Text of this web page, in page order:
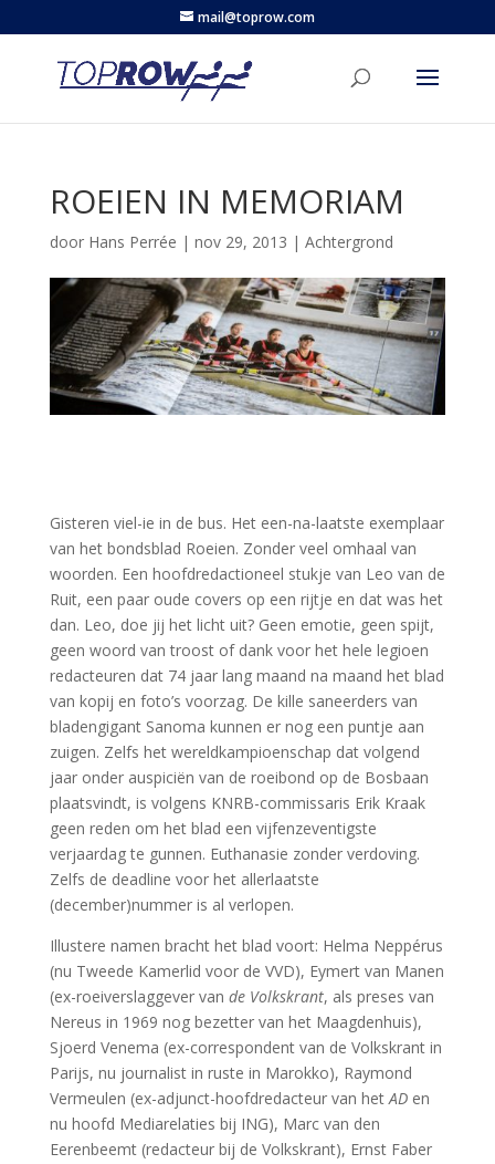
mail@toprow.com
ROEIEN IN MEMORIAM
door Hans Perrée | nov 29, 2013 | Achtergrond
Gisteren viel-ie in de bus. Het een-na-laatste exemplaar
van het bondsblad Roeien. Zonder veel omhaal van
woorden. Een hoofdredactioneel stukje van Leo van de
Ruit, een paar oude covers op een rijtje en dat was het
dan. Leo, doe jij het licht uit? Geen emotie, geen spijt,
geen woord van troost of dank voor het hele legioen
redacteuren dat 74 jaar lang maand na maand het blad
van kopij en foto’s voorzag. De kille saneerders van
bladengigant Sanoma kunnen er nog een puntje aan
zuigen. Zelfs het wereldkampioenschap dat volgend
jaar onder auspiciën van de roeibond op de Bosbaan
plaatsvindt, is volgens KNRB-commissaris Erik Kraak
geen reden om het blad een vijfenzeventigste
verjaardag te gunnen. Euthanasie zonder verdoving.
Zelfs de deadline voor het allerlaatste
(december)nummer is al verlopen.
Illustere namen bracht het blad voort: Helma Neppérus
(nu Tweede Kamerlid voor de VVD), Eymert van Manen
(ex-roeiverslaggever van de Volkskrant, als preses van
Nereus in 1969 nog bezetter van het Maagdenhuis),
Sjoerd Venema (ex-correspondent van de Volkskrant in
Parijs, nu journalist in ruste in Marokko), Raymond
Vermeulen (ex-adjunct-hoofdredacteur van hetADen
nu hoofd Mediarelaties bij ING), Marc van den
Eerenbeemt (redacteur bij de Volkskrant), Ernst Faber